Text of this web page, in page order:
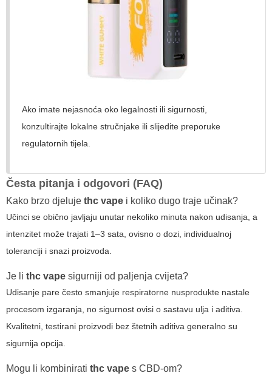
Ako imate nejasnoća oko legalnosti ili sigurnosti,
konzultirajte lokalne stručnjake ili slijedite preporuke
regulatornih tijela.
Česta pitanja i odgovori (FAQ)
Kako brzo djeluje thc vape i koliko dugo traje učinak?
Učinci se obično javljaju unutar nekoliko minuta nakon udisanja, a
intenzitet može trajati 1–3 sata, ovisno o dozi, individualnoj
toleranciji i snazi proizvoda.
Je li thc vape sigurniji od paljenja cvijeta?
Udisanje pare često smanjuje respiratorne nusprodukte nastale
procesom izgaranja, no sigurnost ovisi o sastavu ulja i aditiva.
Kvalitetni, testirani proizvodi bez štetnih aditiva generalno su
sigurnija opcija.
Mogu li kombinirati thc vape s CBD-om?